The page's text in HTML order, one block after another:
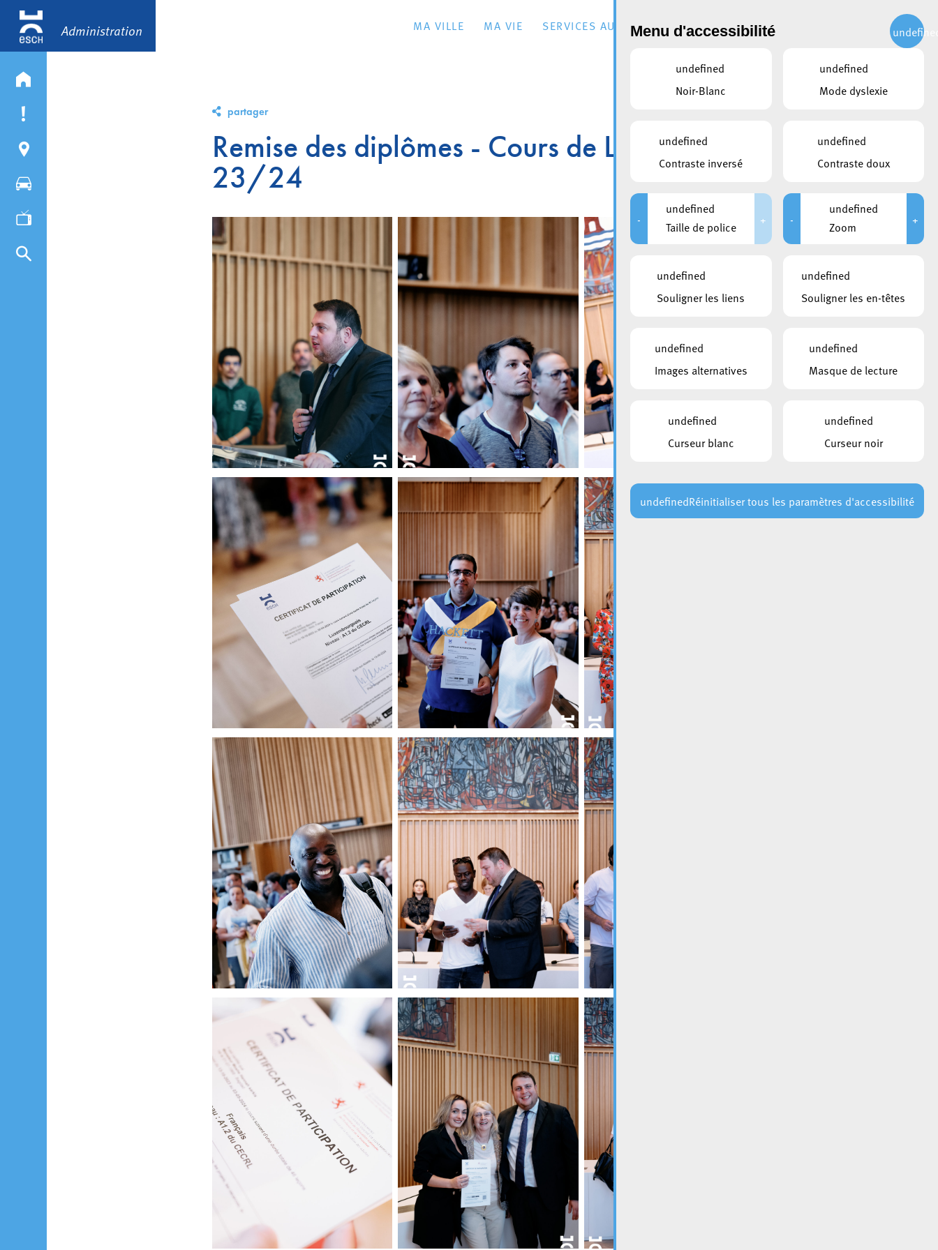
Administration MA VILLE MA VIE SERVICES AU CITOYEN ACTUALITÉS PUBLICATIONS CONTACT
partager
Remise des diplômes - Cours de Langues
23/24
Menu d'accessibilité
undefined
Noir-Blanc
undefined
Mode dyslexie
undefined
Contraste inversé
undefined
Contraste doux
-
undefined
Taille de police
+ -
undefined
Zoom
+
undefined
Souligner les liens
undefined
Souligner les en-têtes
undefined
Images alternatives
undefined
Masque de lecture
undefined
Curseur blanc
undefined
Curseur noir
undefinedRéinitialiser tous les paramètres d'accessibilité